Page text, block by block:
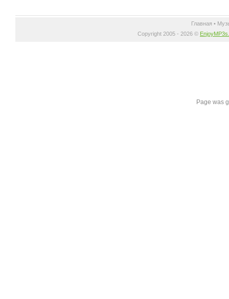
Главная •
Copyright 2005 - 2026 ©
Page was